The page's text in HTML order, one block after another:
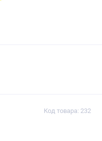
Код товара: 232